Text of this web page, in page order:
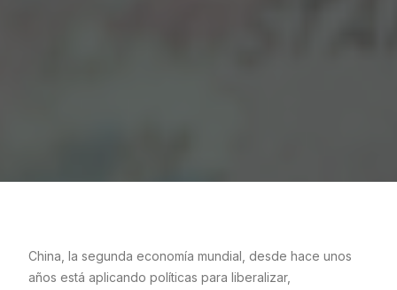
China, la segunda economía mundial, desde hace unos
años está aplicando políticas para liberalizar,